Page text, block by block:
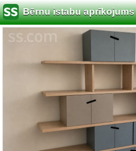
Bērnu istabu aprīkojums